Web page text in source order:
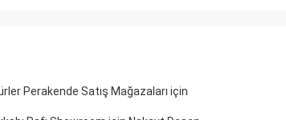
Perakende Satış Mağazaları için